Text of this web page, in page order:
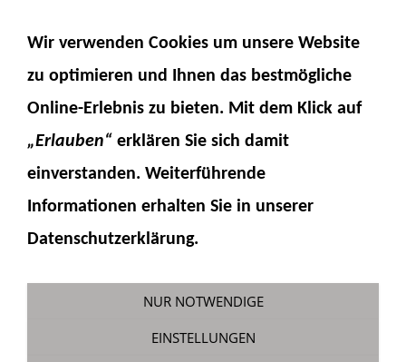
Messingrohr Ø 12 x1mm x
Fumotec
Wir verwenden Cookies um unsere Website
zu optimieren und Ihnen das bestmögliche
Online-Erlebnis zu bieten. Mit dem Klick auf
„Erlauben“ erklären Sie sich damit
einverstanden. Weiterführende
Informationen erhalten Sie in unserer
Datenschutzerklärung.
NUR NOTWENDIGE
EINSTELLUNGEN